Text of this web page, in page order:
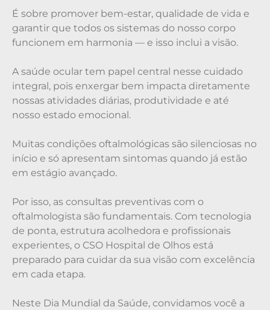
É sobre promover bem-estar, qualidade de vida e
garantir que todos os sistemas do nosso corpo
funcionem em harmonia — e isso inclui a visão.
A saúde ocular tem papel central nesse cuidado
integral, pois enxergar bem impacta diretamente
nossas atividades diárias, produtividade e até
nosso estado emocional.
Muitas condições oftalmológicas são silenciosas no
início e só apresentam sintomas quando já estão
em estágio avançado.
Por isso, as consultas preventivas com o
oftalmologista são fundamentais. Com tecnologia
de ponta, estrutura acolhedora e profissionais
experientes, o CSO Hospital de Olhos está
preparado para cuidar da sua visão com excelência
em cada etapa.
Neste Dia Mundial da Saúde, convidamos você a